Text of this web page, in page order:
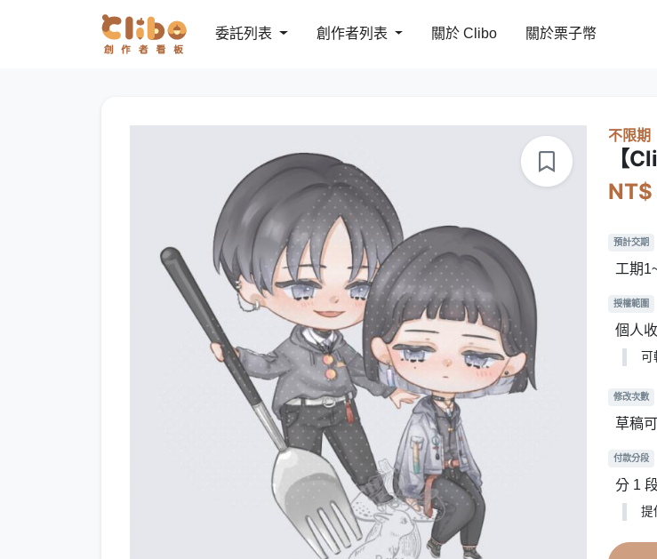
委託列表 創作者列表 關於 Clibo 關於栗子幣
不限期
【
預計交期
工期
授權範圍
個人
修改次數
草稿
付款分段
分 1
提